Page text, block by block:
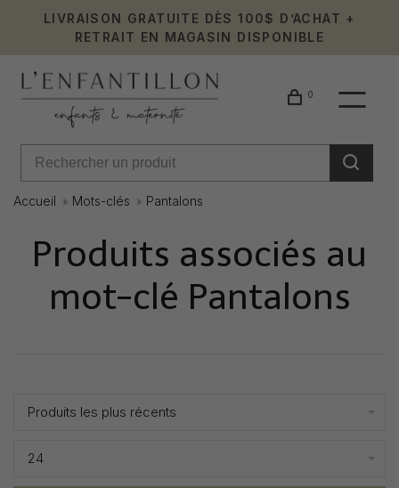
LIVRAISON GRATUITE DÈS 100$ D’ACHAT +
RETRAIT EN MAGASIN DISPONIBLE
0
Accueil Mots-clés Pantalons
Produits associés au
mot-clé Pantalons
Produits les plus récents
24